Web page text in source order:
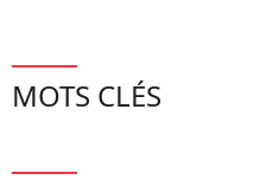
MOTS CLÉS